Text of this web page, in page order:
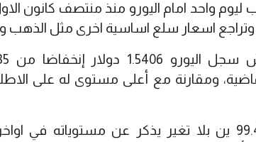
واحد امام اليورو منذ منتصف كانون
وأمام العملة اليابانية سجل الدولار 99.49 ين بلا تغير يذكر عن